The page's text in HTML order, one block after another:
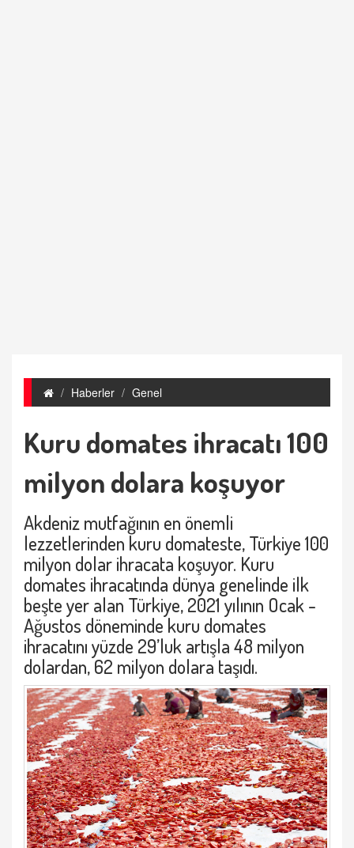
Haberler Genel
Kuru domates ihracatı 100
milyon dolara koşuyor
Akdeniz mutfağının en önemli
lezzetlerinden kuru domateste, Türkiye 100
milyon dolar ihracata koşuyor. Kuru
domates ihracatında dünya genelinde ilk
beşte yer alan Türkiye, 2021 yılının Ocak -
Ağustos döneminde kuru domates
ihracatını yüzde 29’luk artışla 48 milyon
dolardan, 62 milyon dolara taşıdı.